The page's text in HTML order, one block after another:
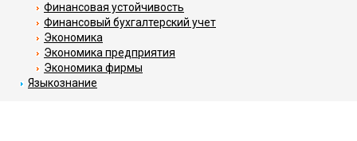
Финансовая устойчивость
Финансовый бухгалтерский учет
Экономика
Экономика предприятия
Экономика фирмы
Языкознание